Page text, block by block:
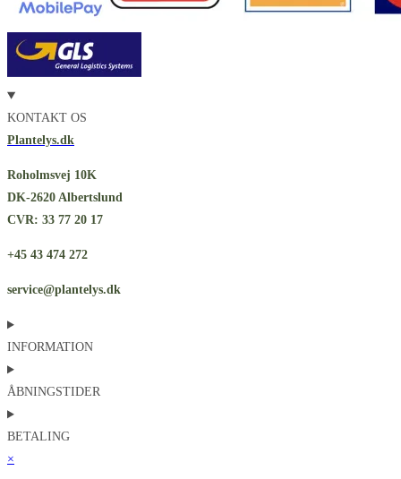
KONTAKT OS
Plantelys.dk
Roholmsvej 10K
DK-2620 Albertslund
CVR: 33 77 20 17
+45 43 474 272
service@plantelys.dk
INFORMATION
ÅBNINGSTIDER
BETALING
×